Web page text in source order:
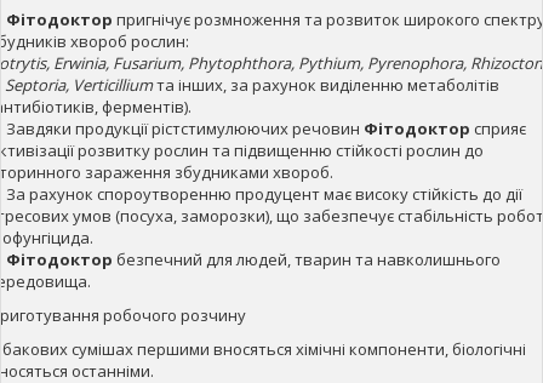
Фітодоктор пригнічує розмноження та розвиток широкого
хвороб рослин:
, Erwinia, Fusarium, Phytophthora, Pythium, Pyrenophora,
Septoria, Verticilliumта інших, за рахунок виділенню метаболітів
ферментів).
продукції рістстимулюючих речовин Фітодоктор сприяє
розвитку рослин та підвищенню стійкості рослин до
зараження збудниками хвороб.
рахунок спороутворенню продуцент має високу стійкість до дії
умов (посуха, заморозки), що забезпечує стабільність
Фітодоктор безпечний для людей, тварин та навколишнього
робочого розчину
сумішах першими вносяться хімічні компоненти, біологічні
останніми.